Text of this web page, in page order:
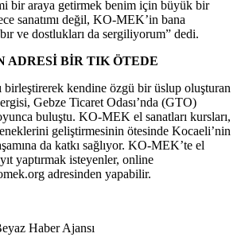
bir araya getirmek benim için büyük bir
sanatımı değil, KO-MEK’in bana
ve dostlukları da sergiliyorum” dedi.
ADRESİ BİR TIK ÖTEDE
birleştirerek kendine özgü bir üslup oluşturan
Gebze Ticaret Odası’nda (GTO)
buluştu. KO-MEK el sanatları kursları,
geliştirmesinin ötesinde Kocaeli’nin
da katkı sağlıyor. KO-MEK’te el
yaptırmak isteyenler, online
adresinden yapabilir.
Haber Ajansı